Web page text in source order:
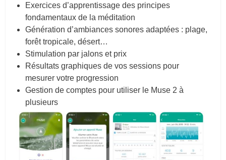
Exercices d’apprentissage des principes
fondamentaux de la méditation
Génération d’ambiances sonores adaptées : plage,
forêt tropicale, désert…
Stimulation par jalons et prix
Résultats graphiques de vos sessions pour
mesurer votre progression
Gestion de comptes pour utiliser le Muse 2 à
plusieurs